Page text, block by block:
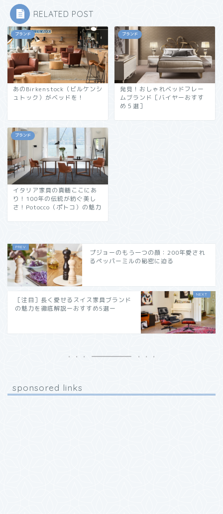
RELATED POST
ブランド
あのBirkenstock（ビルケンシ
ュトック）がベッドを！
ブランド
発見！おしゃれベッドフレー
ムブランド［バイヤーおすす
め５選］
ブランド
イタリア家具の真髄ここにあ
り！100年の伝統が紡ぐ美し
さ！Potocco（ポトコ）の魅力
プジョーのもう一つの顔：200年愛され
るペッパーミルの秘密に迫る
［注目］長く愛せるスイス家具ブランド
の魅力を徹底解説ーおすすめ5選ー
sponsored links